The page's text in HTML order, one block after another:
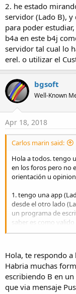
2. he estado
servidor (Lado B), y
para poder
b4a en este b4j
servidor tal cual lo
erel. o utilizar el
bgsoft
Well-Known
Apr 18, 2018
Carlos marin said:
Hola a todos. tengo
en los foros pero no
orientación u
1. tengo una app
desde el otro lado
un programa de
saber es como
conectado y/o este
Hola, te respondo a
Habria muchas
escribiendo B en
que via mensaje